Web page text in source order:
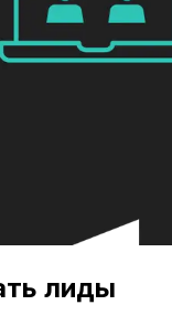
лиды